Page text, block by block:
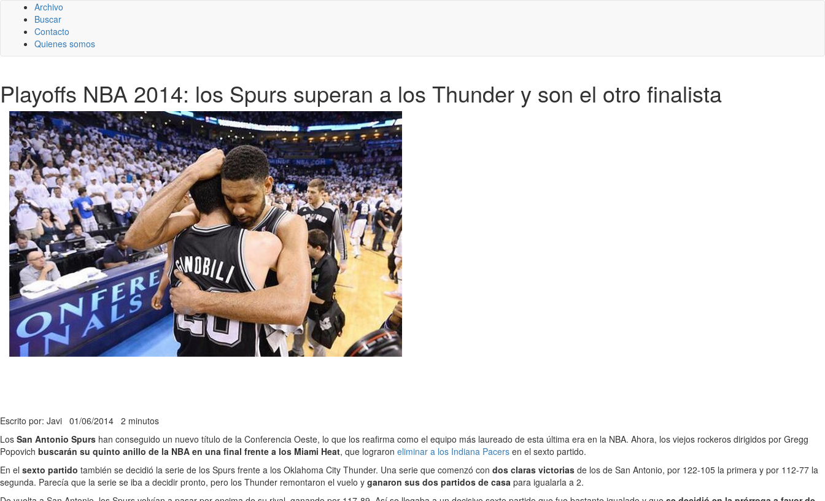
Archivo
Buscar
Contacto
Quienes somos
Playoffs NBA 2014: los Spurs superan a los Thunder y son el otro finalista
Escrito por: Javi 01/06/2014 2 minutos
Los San Antonio Spurs han conseguido un nuevo título de la Conferencia Oeste, lo que los reafirma como el equipo más laureado de esta última era en la NBA. Ahora, los viejos rockeros dirigidos por Gregg
Popovich buscarán su quinto anillo de la NBA en una final frente a los Miami Heat, que lograron eliminar a los Indiana Pacers en el sexto partido.
En el sexto partido también se decidió la serie de los Spurs frente a los Oklahoma City Thunder. Una serie que comenzó con dos claras victorias de los de San Antonio, por 122-105 la primera y por 112-77 la
segunda. Parecía que la serie se iba a decidir pronto, pero los Thunder remontaron el vuelo y ganaron sus dos partidos de casa para igualarla a 2.